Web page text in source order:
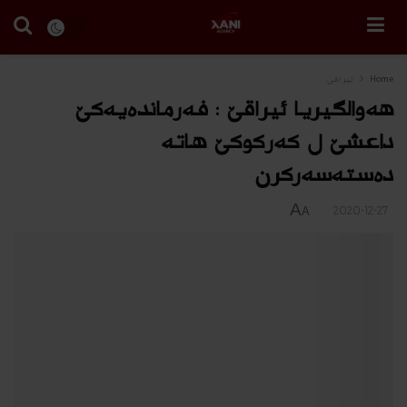
Home ئیراقی
هه‌والگیریا ئیراقێ : فه‌رمانده‌یه‌كێ
داعشێ ل كه‌ركوكێ هاته‌
ده‌سته‌سه‌ركرن
A
A